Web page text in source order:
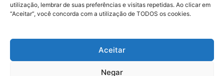
utilização, lembrar de suas preferências e visitas repetidas. Ao clicar em
“Aceitar”, você concorda com a utilização de TODOS os cookies.
Aceitar
Negar
© 2025 A Província do Pará CNPJ: 04.901.141/0001-36 End .
Trav. Quintino Bocaiuva 2301, Ed. Rogério Fernandez – Sala